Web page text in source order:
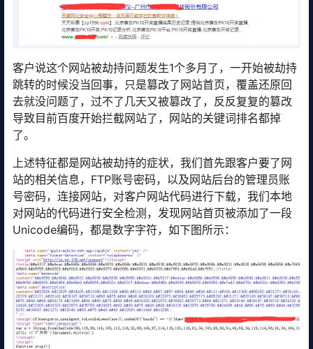
客户说这个网站被劫持问题发生1个多月了，一开始被劫持
跳转的时候没当回事，只是篡改了网站首页，覆盖还原回
去就没问题了，过不了几天又被篡改了，反反复复的篡改
导致目前百度开始拦截网站了，网站的关键词排名都掉
了。
上述特征都是网站被劫持的症状，我们首先跟客户要了网
站的相关信息，FTP账号密码，以及网站后台的管理员账
号密码，连接网站，对客户网站代码进行下载，我们本地
对网站的代码进行安全检测，发现网站首页被添加了一段
Unicode编码，都是数字字符，如下图所示：